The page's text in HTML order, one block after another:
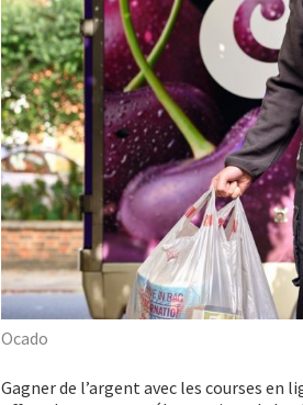
Ocado
Gagner de l’argent avec les courses en